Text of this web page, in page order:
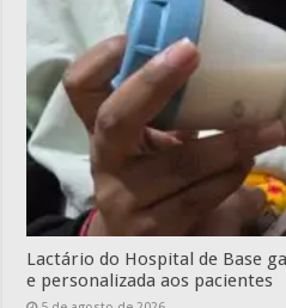
Lactário do Hospital de Base
e personalizada aos pacientes